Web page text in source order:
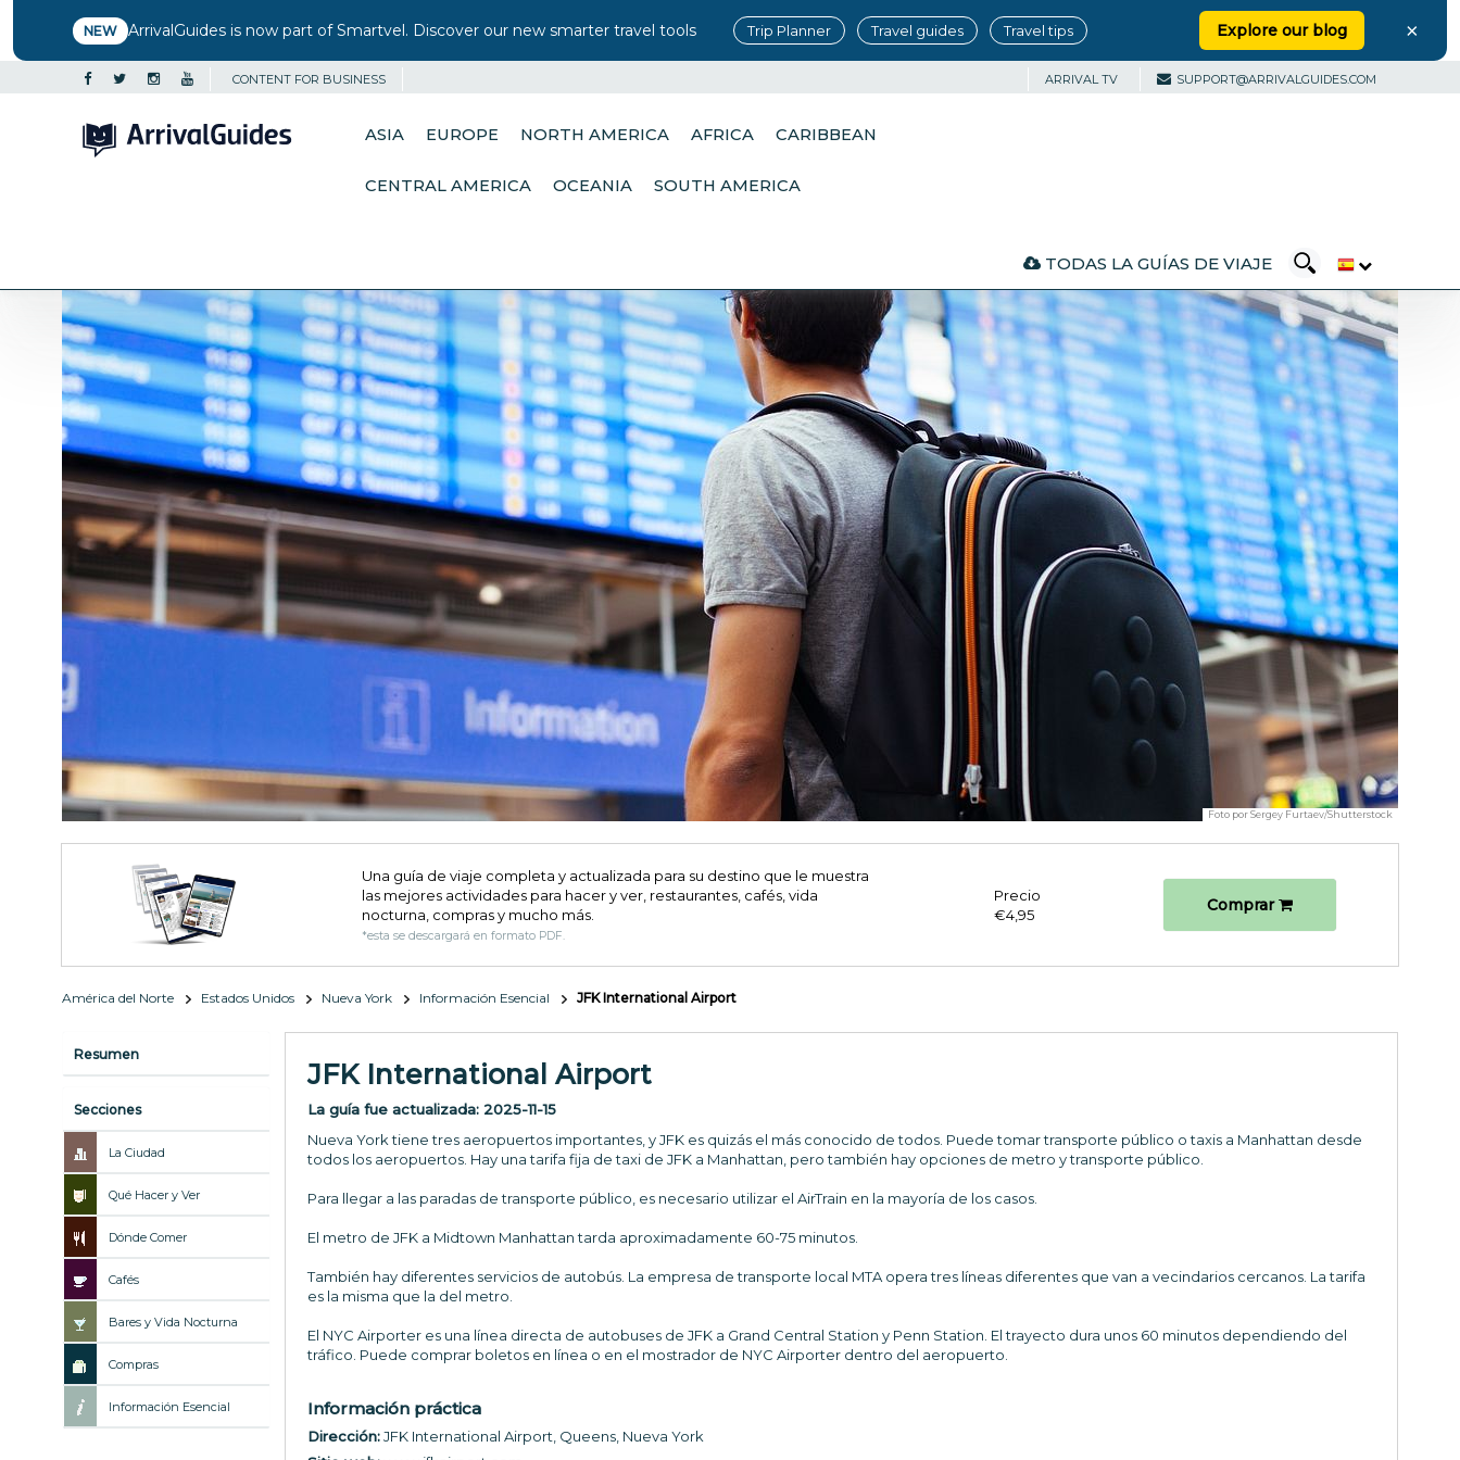
NEW ArrivalGuides is now part of Smartvel. Discover our new smarter travel tools Trip Planner Travel guides Travel tips Explore our blog ×
CONTENT FOR BUSINESS ARRIVAL TV SUPPORT@ARRIVALGUIDES.COM
ASIA EUROPE NORTH AMERICA AFRICA CARIBBEAN
CENTRAL AMERICA OCEANIA SOUTH AMERICA
TODAS LA GUÍAS DE VIAJE
Foto porSergey Furtaev/Shutterstock
Una guía de viaje completa y actualizada para su destino que le muestra
las mejores actividades para hacer y ver, restaurantes, cafés, vida
nocturna, compras y mucho más.
*esta se descargará en formato PDF.
Precio
€4,95
Comprar
América del Norte Estados Unidos Nueva York Información Esencial JFK International Airport
Resumen
Secciones
La Ciudad
Qué Hacer y Ver
Dónde Comer
Cafés
Bares y Vida Nocturna
Compras
Información Esencial
JFK International Airport
La guía fue actualizada: 2025-11-15
Nueva York tiene tres aeropuertos importantes, y JFK es quizás el más conocido de todos. Puede tomar transporte público o taxis a Manhattan desde
todos los aeropuertos. Hay una tarifa fija de taxi de JFK a Manhattan, pero también hay opciones de metro y transporte público.
Para llegar a las paradas de transporte público, es necesario utilizar el AirTrain en la mayoría de los casos.
El metro de JFK a Midtown Manhattan tarda aproximadamente 60-75 minutos.
También hay diferentes servicios de autobús. La empresa de transporte local MTA opera tres líneas diferentes que van a vecindarios cercanos. La tarifa
es la misma que la del metro.
El NYC Airporter es una línea directa de autobuses de JFK a Grand Central Station y Penn Station. El trayecto dura unos 60 minutos dependiendo del
tráfico. Puede comprar boletos en línea o en el mostrador de NYC Airporter dentro del aeropuerto.
Información práctica
Dirección:JFK International Airport, Queens, Nueva York